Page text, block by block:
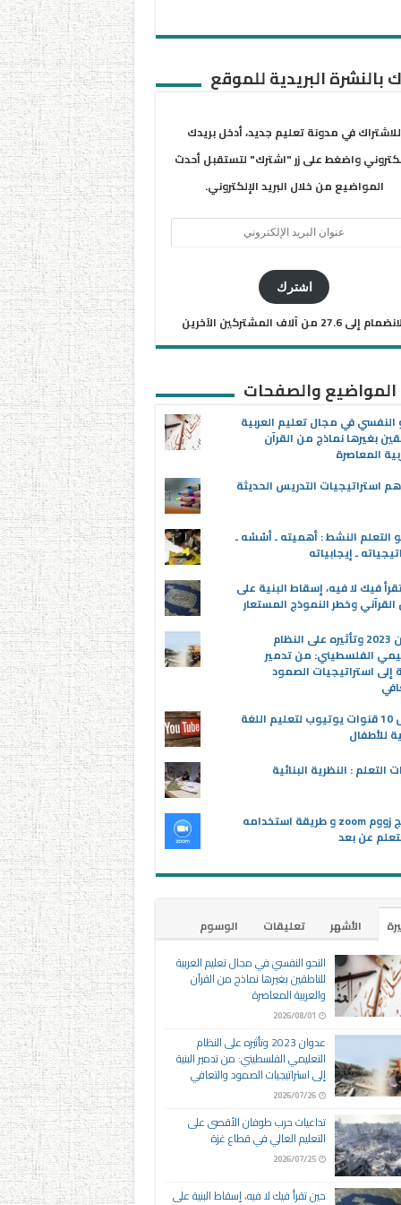
بالنشرة البريدية للموقع
للاشتراك في مدونة تعليم جديد، أدخل بريدك
واضغط على زر "اشترك" لتستقبل أحدث
المواضيع من خلال البريد الإلكتروني.
اشترك
إلى 27.6 من آلاف المشتركين الآخرين
المواضيع والصفحات
النفسي في مجال تعليم العربية
بغيرها نماذج من القرآن
المعاصرة
استراتيجيات التدريس الحديثة
التعلم النشط : أهميته ـ أسُسُه ـ
ـ إيجابياته
فيك لا فيه، إسقاط البنية على
وخطر النموذج المستعار
عدوان 2023 وتأثيره على النظام
الفلسطيني: من تدمير
إلى استراتيجيات الصمود
أفضل 10 قنوات يوتيوب لتعليم اللغة
للأطفال
التعلم : النظرية البنائية
برنامج زووم zoom و طريقة استخدامه
عن بعد
الأشهر تعليقات
الوسوم
النحو النفسي في مجال تعليم العربية
للناطقين بغيرها نماذج من القرآن
والعربية المعاصرة
2026/08/01
عدوان 2023 وتأثيره على النظام
التعليمي الفلسطيني: من تدمير البنية
إلى استراتيجيات الصمود والتعافي
2026/07/26
تداعيات حرب طوفان الأقصى على
التعليم العالي في قطاع غزة
2026/07/25
حين تقرأ فيك لا فيه، إسقاط البنية على